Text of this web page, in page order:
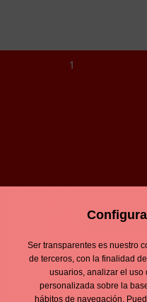
1
Ser transparentes es nuestro
de terceros, con la finalidad
usuarios, analizar el uso
personalizada sobre la
hábitos de navegación.